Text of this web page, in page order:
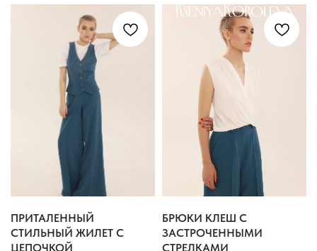
ПРИТАЛЕННЫЙ
СТИЛЬНЫЙ ЖИЛЕТ С
ЦЕПОЧКОЙ
БРЮКИ КЛЕШ С
ЗАСТРОЧЕННЫМИ
СТРЕЛКАМИ
КАТАЛОГ
ТОПЫ, БЛУЗЫ, РУБАШКИ ЮБКИ, ШОРТЫ